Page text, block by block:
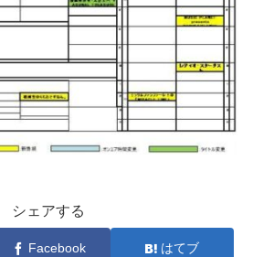
シェアする
Facebook はてブ